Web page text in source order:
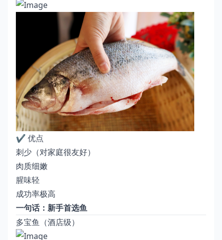
✔️ 优点
刺少（对家庭很友好）
肉质细嫩
腥味轻
成功率极高
一句话：新手首选鱼
多宝鱼（酒店级）